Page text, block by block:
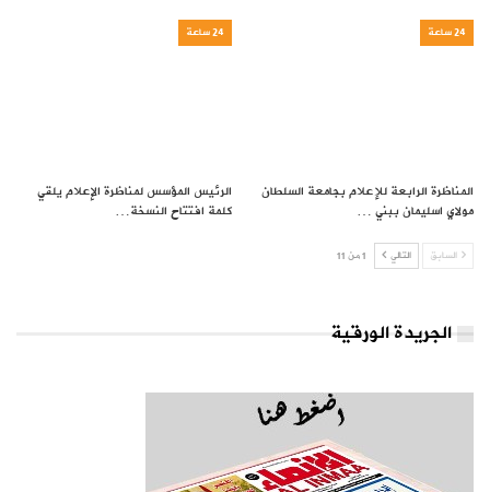
24 ساعة
المناظرة الرابعة للإعلام بجامعة السلطان
مولاي اسليمان ببني …
24 ساعة
الرئيس المؤسس لمناظرة الإعلام يلقي
كلمة افتتاح النسخة…
السابق التالي 1 من 11
الجريدة الورقية